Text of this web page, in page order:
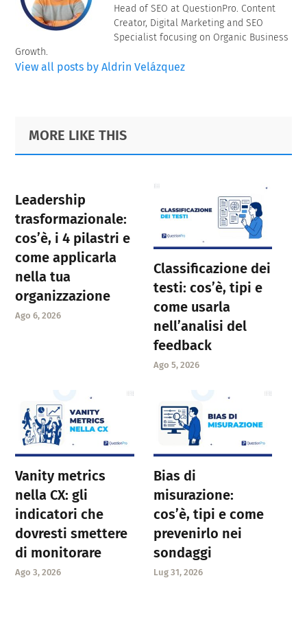
Head of SEO at QuestionPro. Content
Creator, Digital Marketing and SEO
Specialist focusing on Organic Business
Growth.
View all posts by Aldrin Velázquez
Primary
Sidebar
Footer
MORE LIKE THIS
Leadership
trasformazionale:
cos’è, i 4 pilastri e
come applicarla
nella tua
organizzazione
Ago 6, 2026
Classificazione dei
testi: cos’è, tipi e
come usarla
nell’analisi del
feedback
Ago 5, 2026
Vanity metrics
nella CX: gli
indicatori che
dovresti smettere
di monitorare
Ago 3, 2026
Bias di
misurazione:
cos’è, tipi e come
prevenirlo nei
sondaggi
Lug 31, 2026